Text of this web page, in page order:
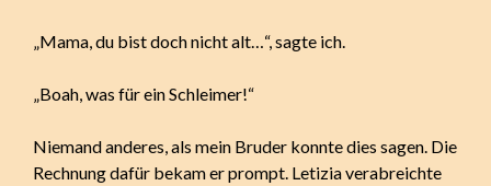
„Mama, du bist doch nicht alt…“, sagte ich.
„Boah, was für ein Schleimer!“
Niemand anderes, als mein Bruder konnte dies sagen. Die
Rechnung dafür bekam er prompt. Letizia verabreichte